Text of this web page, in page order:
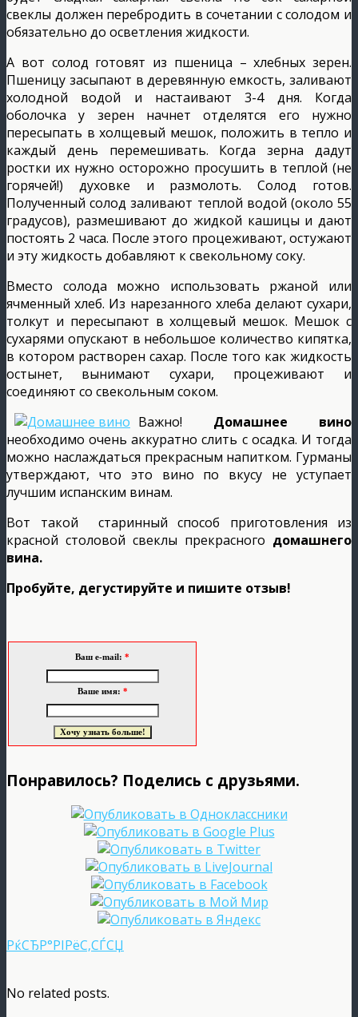
свеклы должен перебродить в сочетании с солодом и
обязательно до осветления жидкости.
А вот солод готовят из пшеница – хлебных зерен.
Пшеницу засыпают в деревянную емкость, заливают
холодной водой и настаивают 3-4 дня. Когда
оболочка у зерен начнет отделятся его нужно
пересыпать в холщевый мешок, положить в тепло и
каждый день перемешивать. Когда зерна дадут
ростки их нужно осторожно просушить в теплой (не
горячей!) духовке и размолоть. Солод готов.
Полученный солод заливают теплой водой (около 55
градусов), размешивают до жидкой кашицы и дают
постоять 2 часа. После этого процеживают, остужают
и эту жидкость добавляют к свекольному соку.
Вместо солода можно использовать ржаной или
ячменный хлеб. Из нарезанного хлеба делают сухари,
толкут и пересыпают в холщевый мешок. Мешок с
сухарями опускают в небольшое количество кипятка,
в котором растворен сахар. После того как жидкость
остынет, вынимают сухари, процеживают и
соединяют со свекольным соком.
Важно! Домашнее вино
необходимо очень аккуратно слить с осадка. И тогда
можно наслаждаться прекрасным напитком. Гурманы
утверждают, что это вино по вкусу не уступает
лучшим испанским винам.
Вот такой старинный способ приготовления из
красной столовой свеклы прекрасного домашнего
вина.
Пробуйте, дегустируйте и пишите отзыв!
Ваш e-mail: *
Ваше имя: *
Понравилось? Поделись с друзьями.
РќСЂР°РІРёС‚СЃСЏ
No related posts.